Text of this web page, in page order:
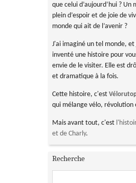
que celui d’aujourd’hui ? Un
plein d’espoir et de joie de
monde qui ait de l’avenir ?
J'ai imaginé un tel monde, et
inventé une histoire pour
envie de le visiter. Elle est
et dramatique à la fois.
Cette histoire, c'est
qui mélange vélo, révolution
Mais avant tout, c'est
et de Charly.
Recherche